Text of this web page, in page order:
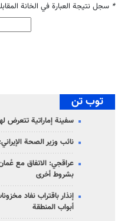
* سجل نتيجة العبارة في الخانة
توب تن
سفينة إماراتية
نائب وزير الصحة
عراقجي: الاتفاق مع
بشروط أخرى
إنذار باقتراب نفاد
أبواب المنطقة